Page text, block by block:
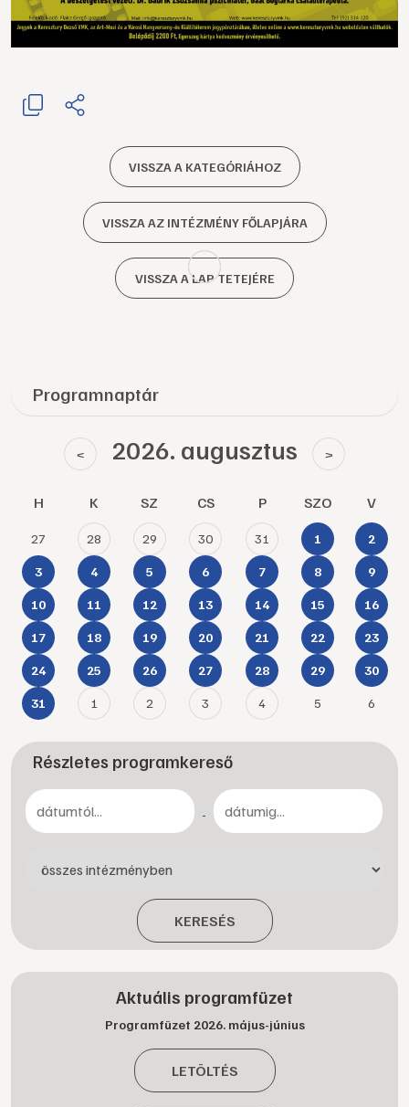
VISSZA A KATEGÓRIÁHOZ
VISSZA AZ INTÉZMÉNY FŐLAPJÁRA
VISSZA A LAP TETEJÉRE
Programnaptár
< 2026. augusztus >
H K SZ CS P SZO V
27 28 29 30 31 1 2
3 4 5 6 7 8 9
10 11 12 13 14 15 16
17 18 19 20 21 22 23
24 25 26 27 28 29 30
31 1 2 3 4 5 6
Részletes programkereső
-
KERESÉS
Aktuális programfüzet
Programfüzet 2026. május-június
LETÖLTÉS